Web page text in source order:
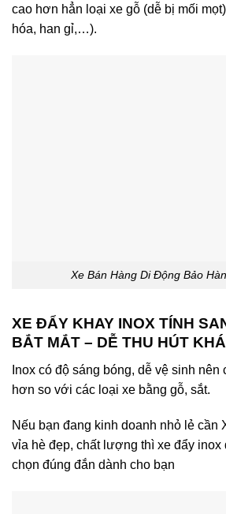
cao hơn hẳn loại xe gỗ (dễ bị mối
hóa, han gỉ,…).
Xe Bán Hàng Di Động Bảo
XE ĐẨY KHAY INOX TÍNH
BẮT MẮT – DỄ THU HÚT
Inox có độ sáng bóng, dễ vệ sinh nên
hơn so với các loại xe bằng gỗ, sắt.
Nếu bạn đang kinh doanh nhỏ lẻ cần
vỉa hè đẹp, chất lượng thì xe đẩy inox
chọn đúng đắn dành cho bạn